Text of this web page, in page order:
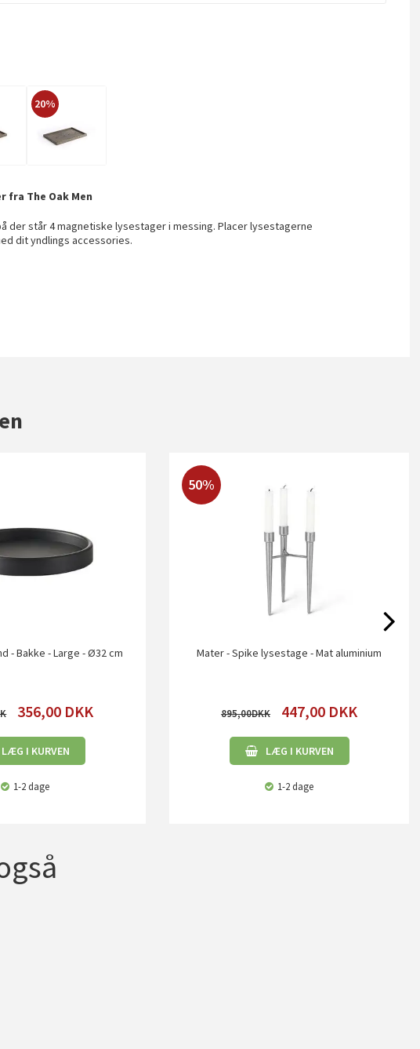
20%
fra The Oak Men
der står 4 magnetiske lysestager i messing. Placer lysestagerne
dit yndlings accessories.
- Bakke - Large - Ø32 cm
356,00 DKK
LÆG I KURVEN
1-2 dage
50%
Mater - Spike lysestage - Mat aluminium
895,00 447,00 DKK
LÆG I KURVEN
1-2 dage